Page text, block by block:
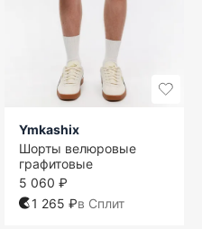
Ymkashix
Шорты велюровые
графитовые
5 060 ₽
1 265 ₽в Сплит